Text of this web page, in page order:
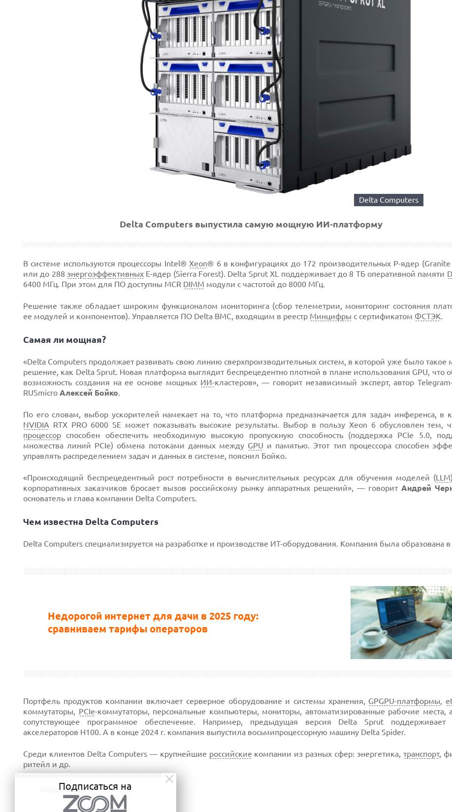
Delta Computers
Delta Computers выпустила самую мощную ИИ-платформу
В системе используются процессоры Intel®Xeon® 6 в конфигурациях до 172 производительных P-ядер (Granite
или до 288 энергоэффективных E-ядер (Sierra Forest). Delta Sprut XL поддерживает до 8 ТБ оперативной памяти
6400 МГц. При этом для ПО доступны MCR DIMM модули с частотой до 8000 МГц.
Решение также обладает широким функционалом мониторинга (сбор телеметрии, мониторинг состояния
ее модулей и компонентов). Управляется ПО Delta BMC, входящим в реестр Минцифры с сертификатом ФСТЭК.
Самая ли мощная?
«Delta Computers продолжает развивать свою линию сверхпроизводительных систем, в которой уже было такое
решение, как Delta Sprut. Новая платформа выглядит беспрецедентно плотной в плане использования GPU, что
возможность создания на ее основе мощных ИИ-кластеров», — говорит независимый эксперт, автор
RUSmicro Алексей Бойко.
По его словам, выбор ускорителей намекает на то, что платформа предназначается для задач инференса, в
NVIDIA RTX PRO 6000 SE может показывать высокие результаты. Выбор в пользу Xeon 6 обусловлен тем,
процессор способен обеспечить необходимую высокую пропускную способность (поддержка PCIe 5.0,
множества линий PCIe) обмена потоками данных между GPU и памятью. Этот тип процессора способен
управлять распределением задач и данных в системе, пояснил Бойко.
«Происходящий беспрецедентный рост потребности в вычислительных ресурсах для обучения моделей (LLM
корпоративных заказчиков бросает вызов российскому рынку аппаратных решений», — говорит Андрей
основатель и глава компании Delta Computers.
Чем известна Delta Computers
Delta Computers специализируется на разработке и производстве ИТ-оборудования. Компания была образована в
Недорогой интернет для дачи в 2025 году:
сравниваем тарифы операторов
Портфель продуктов компании включает серверное оборудование и системы хранения, GPGPU-платформы,
коммутаторы, PCIe-коммутаторы, персональные компьютеры, мониторы, автоматизированные рабочие места,
сопутствующее программное обеспечение. Например, предыдущая версия Delta Sprut
акселераторов H100. А в конце 2024 г. компания выпустила восьмипроцессорную машину Delta Spider.
Среди клиентов Delta Computers — крупнейшие российские компании из разных сфер: энергетика,транспорт,
ритейл и др.
ПОДЕЛИТЬСЯ
Подписаться на